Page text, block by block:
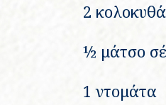
2
½ μάτσο
1 ντομάτα